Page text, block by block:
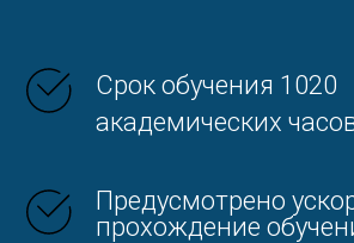
Срок обучения 1020
академических
Предусмотрено
прохождение